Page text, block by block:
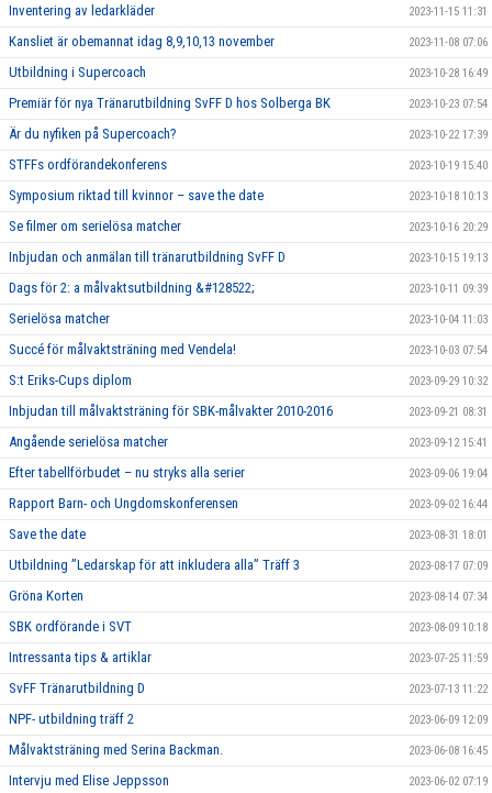
Inventering av ledarkläder 2023-11-15 11:31
Kansliet är obemannat idag 8,9,10,13 november 2023-11-08 07:06
Utbildning i Supercoach 2023-10-28 16:49
Premiär för nya Tränarutbildning SvFF D hos Solberga BK 2023-10-23 07:54
Är du nyfiken på Supercoach? 2023-10-22 17:39
STFFs ordförandekonferens 2023-10-19 15:40
Symposium riktad till kvinnor – save the date 2023-10-18 10:13
Se filmer om serielösa matcher 2023-10-16 20:29
Inbjudan och anmälan till tränarutbildning SvFF D 2023-10-15 19:13
Dags för 2: a målvaktsutbildning &#128522; 2023-10-11 09:39
Serielösa matcher 2023-10-04 11:03
Succé för målvaktsträning med Vendela! 2023-10-03 07:54
S:t Eriks-Cups diplom 2023-09-29 10:32
Inbjudan till målvaktsträning för SBK-målvakter 2010-2016 2023-09-21 08:31
Angående serielösa matcher 2023-09-12 15:41
Efter tabellförbudet – nu stryks alla serier 2023-09-06 19:04
Rapport Barn- och Ungdomskonferensen 2023-09-02 16:44
Save the date 2023-08-31 18:01
Utbildning ”Ledarskap för att inkludera alla” Träff 3 2023-08-17 07:09
Gröna Korten 2023-08-14 07:34
SBK ordförande i SVT 2023-08-09 10:18
Intressanta tips & artiklar 2023-07-25 11:59
SvFF Tränarutbildning D 2023-07-13 11:22
NPF- utbildning träff 2 2023-06-09 12:09
Målvaktsträning med Serina Backman. 2023-06-08 16:45
Intervju med Elise Jeppsson 2023-06-02 07:19